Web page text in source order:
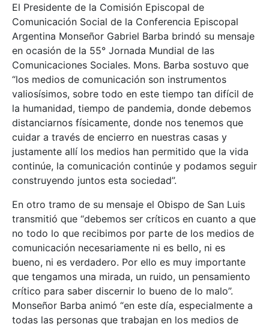
El Presidente de la Comisión Episcopal de
Comunicación Social de la Conferencia Episcopal
Argentina Monseñor Gabriel Barba brindó su mensaje
en ocasión de la 55° Jornada Mundial de las
Comunicaciones Sociales. Mons. Barba sostuvo que
“los medios de comunicación son instrumentos
valiosísimos, sobre todo en este tiempo tan difícil de
la humanidad, tiempo de pandemia, donde debemos
distanciarnos físicamente, donde nos tenemos que
cuidar a través de encierro en nuestras casas y
justamente allí los medios han permitido que la vida
continúe, la comunicación continúe y podamos seguir
construyendo juntos esta sociedad”.
En otro tramo de su mensaje el Obispo de San Luis
transmitió que “debemos ser críticos en cuanto a que
no todo lo que recibimos por parte de los medios de
comunicación necesariamente ni es bello, ni es
bueno, ni es verdadero. Por ello es muy importante
que tengamos una mirada, un ruido, un pensamiento
crítico para saber discernir lo bueno de lo malo”.
Monseñor Barba animó “en este día, especialmente a
todas las personas que trabajan en los medios de